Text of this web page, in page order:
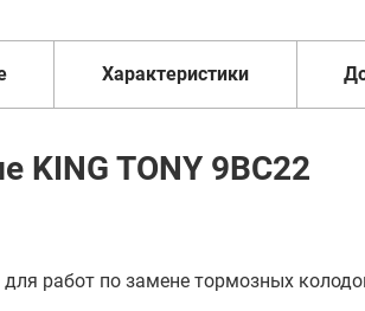
Характеристики
KING TONY 9BC22
работ по замене тормозных